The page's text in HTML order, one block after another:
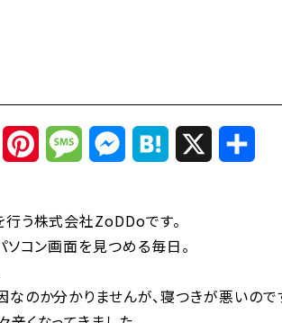
Copy
Link
PinterestMessageMessenger
Hatena
う株式会社ZoDDoです。
コン画面を見つめる毎日。
のか分かりませんが、寝つきが悪いので